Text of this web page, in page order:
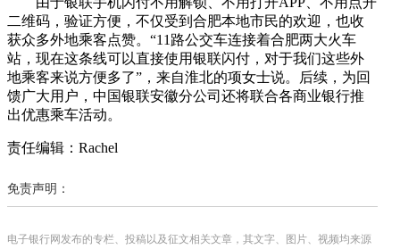
二维码，验证方便，不仅受到合肥本地市民的欢迎，也收
获众多外地乘客点赞。“11路公交车连接着合肥两大火车
站，现在这条线可以直接使用银联闪付，对于我们这些外
地乘客来说方便多了”，来自淮北的项女士说。后续，为回
馈广大用户，中国银联安徽分公司还将联合各商业银行推
出优惠乘车活动。
责任编辑：Rachel
免责声明：
电子银行网发布的专栏、投稿以及征文相关文章，其文字、图片、视频均来源